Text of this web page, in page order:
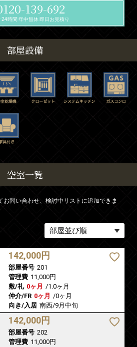
139-692
24時間 年中無休 即日お見積り
部屋設備
空室一覧
お問い合わせ、検討中リストに追加できま
142,000円
部屋番号 201
管理費 11,000円
敷/礼 0ヶ月 /1.0ヶ月
仲介/FR 0ヶ月 /0ヶ月
向き/入居 南西/9月中旬
142,000円
部屋番号 202
管理費 11,000円